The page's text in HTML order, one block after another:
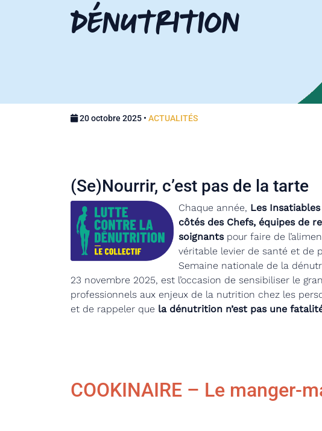
dénutrition
20 octobre 2025 • ACTUALITÉS
(Se)Nourrir, c’est pas de la tarte
Chaque année, Les Insatiables
côtés des Chefs, équipes de
soignantspour faire de
véritable levier de santé et de
Semaine nationale de la
23 novembre 2025, est l’occasion de sensibiliser le
professionnels aux enjeux de la nutrition chez les
et de rappeler que la dénutrition n’est pas une
COOKINAIRE – Le manger-